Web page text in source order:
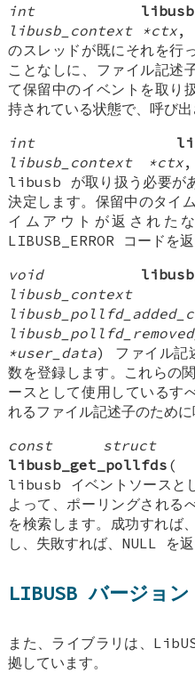
int
libusb_context *ctx,
のスレッドが既にそれを行
ことなしに、ファイル記述
て保留中のイベントを取り
持されている状態で、呼び出
int
libusb_context *ctx
libusb が取り扱う必要が
決定します。保留中のタイ
イムアウトが返された
LIBUSB_ERROR コードを返
void
*user_data) ファイル記
数を登録します。これら
ースとして使用しているす
れるファイル記述子のために
const struct
libusb_get_pollfds (
libusb イベントソースと
よって、ポーリングされる
を検索します。成功すれば
し、失敗すれば、NULL を返
LIBUSB バージョ
また、ライブラリは、
拠しています。